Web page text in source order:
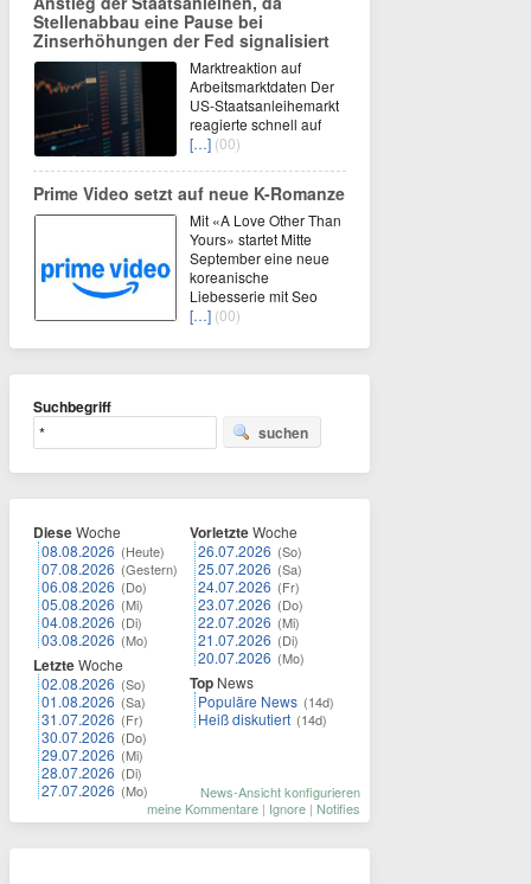
Stellenabbau eine Pause bei
Zinserhöhungen der Fed signalisiert
Marktreaktion auf
Arbeitsmarktdaten Der
US-Staatsanleihemarkt
reagierte schnell auf
[…] (00)
Prime Video setzt auf neue K-Romanze
Mit «A Love Other Than
Yours» startet Mitte
September eine neue
koreanische
Liebesserie mit Seo
[…] (00)
Suchbegriff
suchen
DieseWoche
08.08.2026 (Heute)
07.08.2026 (Gestern)
06.08.2026 (Do)
05.08.2026 (Mi)
04.08.2026 (Di)
03.08.2026 (Mo)
LetzteWoche
02.08.2026 (So)
01.08.2026 (Sa)
31.07.2026 (Fr)
30.07.2026 (Do)
29.07.2026 (Mi)
28.07.2026 (Di)
27.07.2026 (Mo)
VorletzteWoche
26.07.2026 (So)
25.07.2026 (Sa)
24.07.2026 (Fr)
23.07.2026 (Do)
22.07.2026 (Mi)
21.07.2026 (Di)
20.07.2026 (Mo)
Top News
Populäre News (14d)
Heiß diskutiert (14d)
News-Ansicht konfigurieren
meine Kommentare | Ignore | Notifies